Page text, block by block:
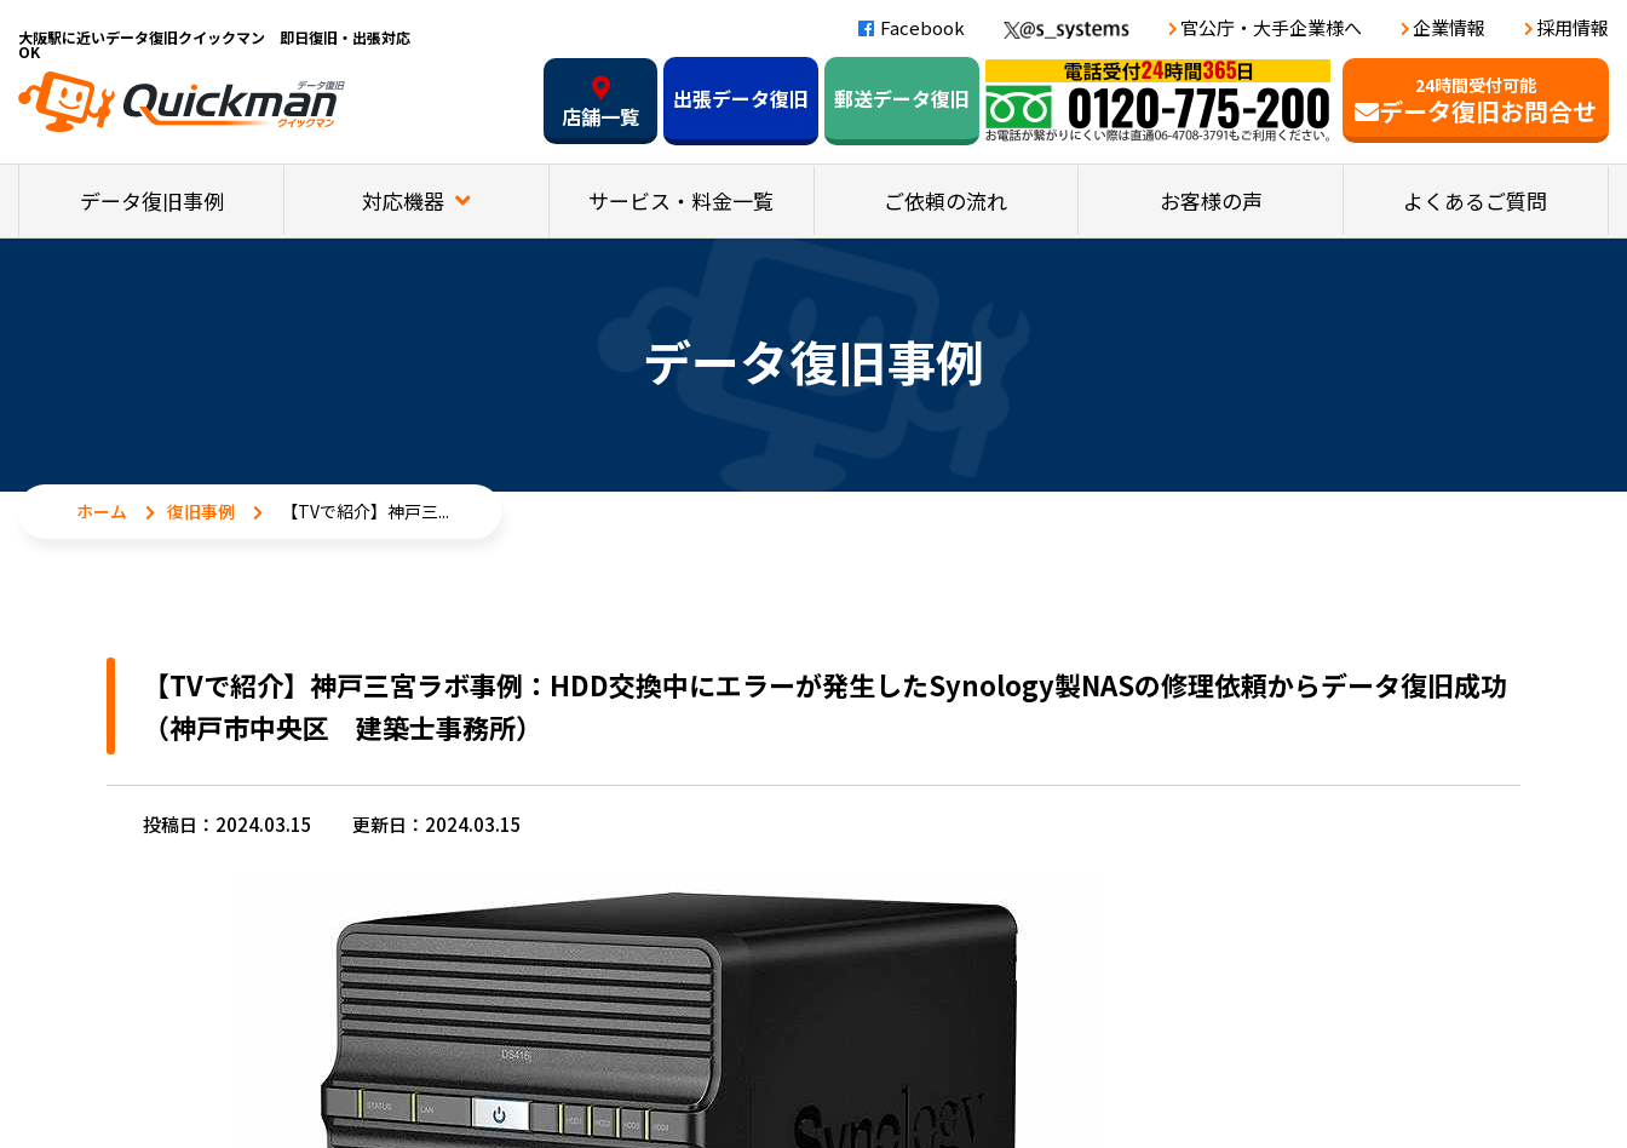
大阪駅に近いデータ復旧クイックマン 即日復旧・出張対応
OK
Facebook 官公庁・大手企業様へ 企業情報 採用情報
24時間受付可能
データ復旧お問合せ
店舗一覧
出張データ復旧 郵送データ復旧
データ復旧事例 対応機器 サービス・料金一覧 ご依頼の流れ お客様の声 よくあるご質問
データ復旧事例
ホーム 復旧事例 【TVで紹介】神戸三...
【TVで紹介】神戸三宮ラボ事例：HDD交換中にエラーが発生したSynology製NASの修理依頼からデータ復旧成功
（神戸市中央区 建築士事務所）
投稿日：2024.03.15 更新日：2024.03.15